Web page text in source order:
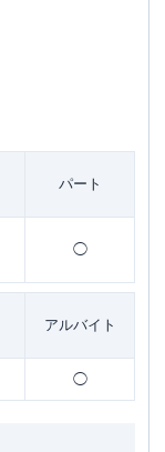
パート
◯
アルバイト
◯